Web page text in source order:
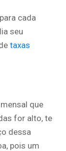
cada
seu
taxas
que
for alto, te
dessa
pois um